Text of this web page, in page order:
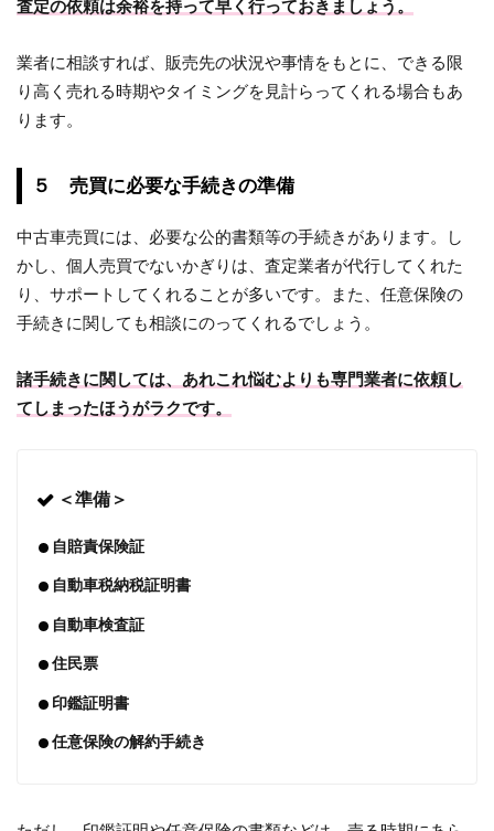
査定の依頼は余裕を持って早く行っておきましょう。
業者に相談すれば、販売先の状況や事情をもとに、できる限
り高く売れる時期やタイミングを見計らってくれる場合もあ
ります。
５ 売買に必要な手続きの準備
中古車売買には、必要な公的書類等の手続きがあります。し
かし、個人売買でないかぎりは、査定業者が代行してくれた
り、サポートしてくれることが多いです。また、任意保険の
手続きに関しても相談にのってくれるでしょう。
諸手続きに関しては、あれこれ悩むよりも専門業者に依頼し
てしまったほうがラクです。
＜準備＞
自賠責保険証
自動車税納税証明書
自動車検査証
住民票
印鑑証明書
任意保険の解約手続き